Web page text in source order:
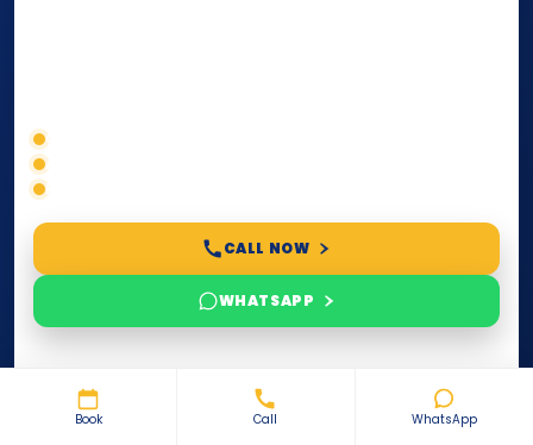
Book Call WhatsApp
Correct service selection
Accepted formats
Fast support
CALL NOW
WHATSAPP
Get a Quote / Next Steps
Share your request — we’ll reply with requirements,